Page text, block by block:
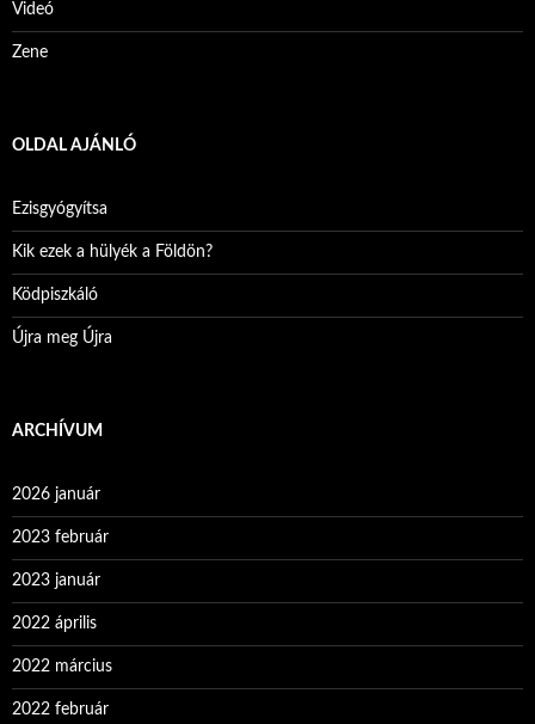
Videó
Zene
OLDAL AJÁNLÓ
Ezisgyógyítsa
Kik ezek a hülyék a Földön?
Ködpiszkáló
Újra meg Újra
ARCHÍVUM
2026 január
2023 február
2023 január
2022 április
2022 március
2022 február